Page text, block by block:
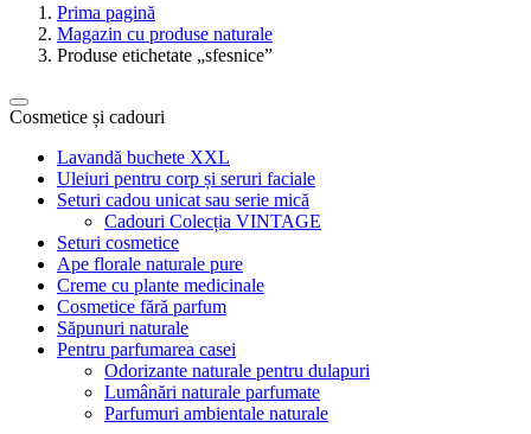
Prima pagină
Magazin cu produse naturale
Produse etichetate „sfesnice”
Cosmetice și cadouri
Lavandă buchete XXL
Uleiuri pentru corp și seruri faciale
Seturi cadou unicat sau serie mică
Cadouri Colecția VINTAGE
Seturi cosmetice
Ape florale naturale pure
Creme cu plante medicinale
Cosmetice fără parfum
Săpunuri naturale
Pentru parfumarea casei
Odorizante naturale pentru dulapuri
Lumânări naturale parfumate
Parfumuri ambientale naturale